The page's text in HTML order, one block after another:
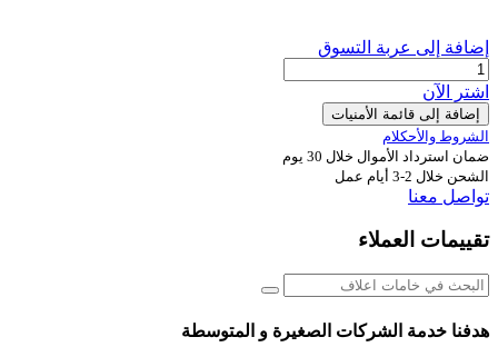
إضافة إلى عربة التسوق
اشترِ الآن
إضافة إلى قائمة الأمنيات
الشروط والأحكلام
ضمان استرداد الأموال خلال 30 يوم
الشحن خلال 2-3 أيام عمل
تواصل معنا
تقييمات العملاء
هدفنا خدمة الشركات الصغيرة و المتوسطة